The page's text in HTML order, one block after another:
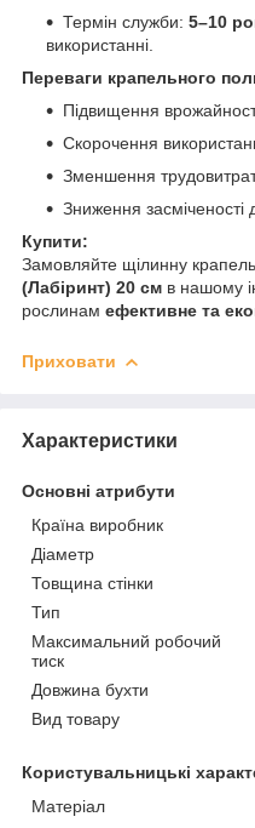
Термін служби: 5–10
використанні.
Переваги крапельного
Підвищення
Скорочення
Зменшення
Зниження засміченості
Купити:
Замовляйте щілинну
(Лабіринт) 20 см в нашому
рослинам ефективне та
Приховати
Характеристики
Основні атрибути
Країна виробник
Діаметр
Товщина стінки
Тип
Максимальний робочий
тиск
Довжина бухти
Вид товару
Користувальницькі
Матеріал